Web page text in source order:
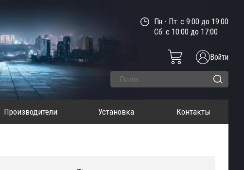
Пн - Пт: с 9:00 до 19:00
Сб: с 10:00 до 17:00
Войти
Производители Установка Контакты